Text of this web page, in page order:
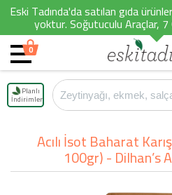
Eski Tadında'da satılan gıda
yoktur. Soğutuculu Araçlar,
0
Planlı
İndirimler
Acılı İsot Baharat
100gr) - Dilhan’s